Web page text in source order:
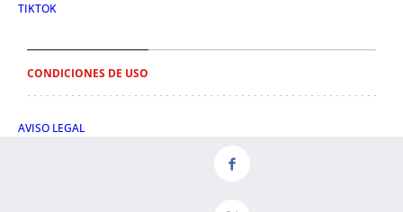
TIKTOK
CONDICIONES DE USO
AVISO LEGAL